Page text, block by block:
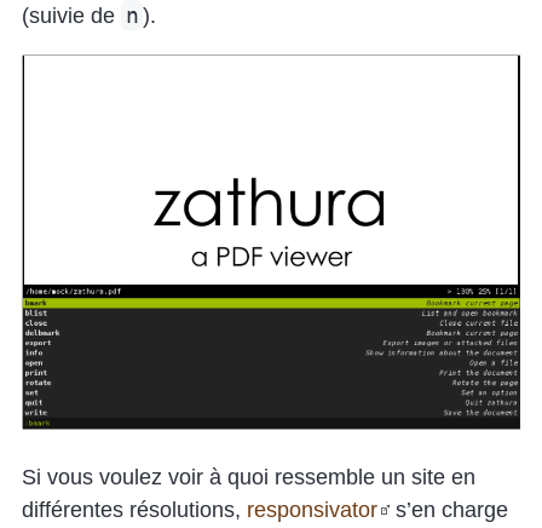
(suivie de n ).
Si vous voulez voir à quoi ressemble un site en
différentes résolutions, responsivator
s’en charge